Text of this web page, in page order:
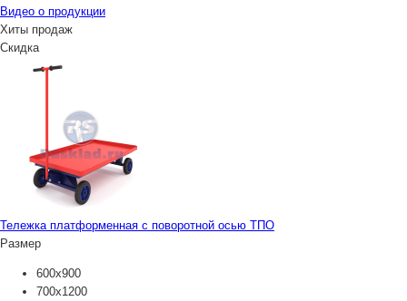
Видео о продукции
Хиты продаж
Скидка
Тележка платформенная с поворотной осью ТПО
Размер
600х900
700х1200